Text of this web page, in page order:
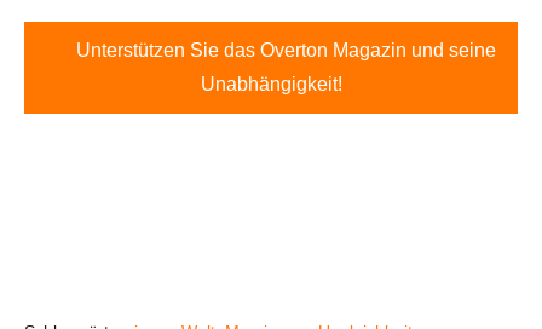
Unterstützen Sie das Overton Magazin und seine
Unabhängigkeit!